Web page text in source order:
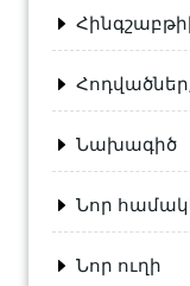
Նախագիծ
Նոր
Նոր ուղի